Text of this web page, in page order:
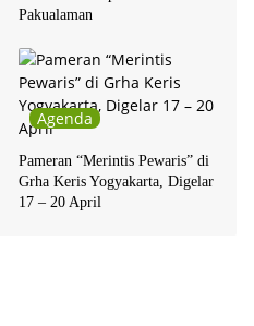
Pakualaman
Agenda
Pameran “Merintis Pewaris” di
Grha Keris Yogyakarta, Digelar
17 – 20 April